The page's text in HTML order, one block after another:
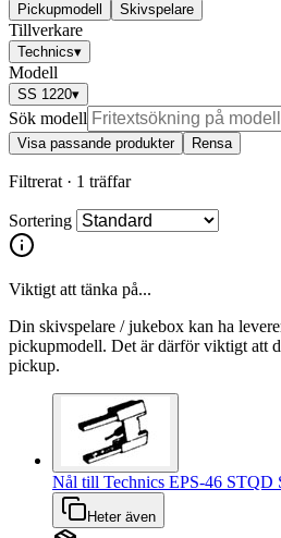
Pickupmodell Skivspelare
Tillverkare
Technics▾
Modell
SS 1220▾
Sök modell
Visa passande produkter Rensa
Filtrerat · 1 träffar
Sortering
Viktigt att tänka på...
Din skivspelare / jukebox kan ha
pickupmodell. Det är därför viktigt att
pickup.
Nål till Technics EPS-46 STQD
Heter även